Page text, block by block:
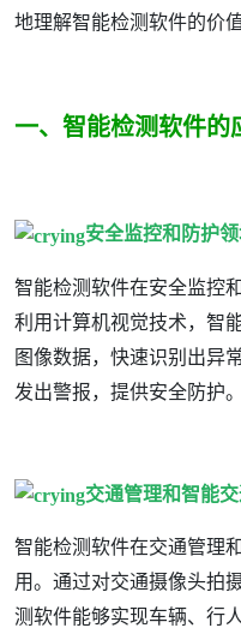
地理解智能检测软件的价
一、智能检测软件的
安全监控和防护
智能检测软件在安全监控
利用计算机视觉技术，智
图像数据，快速识别出异
发出警报，提供安全防护。
交通管理和智能
智能检测软件在交通管理
用。通过对交通摄像头拍
测软件能够实现车辆、行